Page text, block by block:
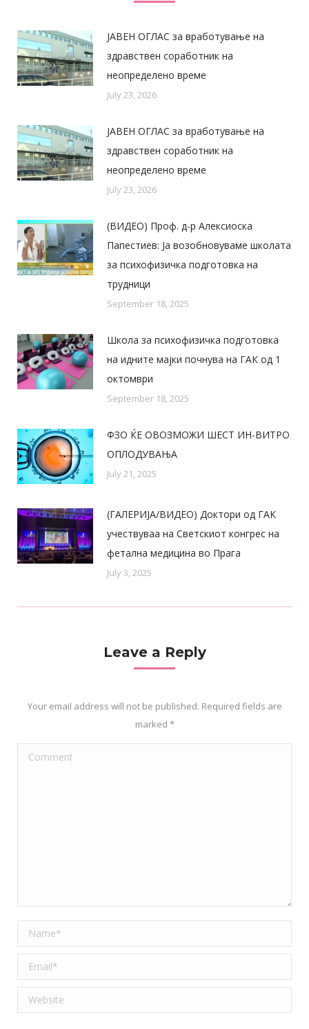
ЈАВЕН ОГЛАС за вработување на
здравствен соработник на
неопределено време
July 23, 2026
ЈАВЕН ОГЛАС за вработување на
здравствен соработник на
неопределено време
July 23, 2026
(ВИДЕО) Проф. д-р Алексиоска
Папестиев: Ја возобновуваме школата
за психофизичка подготовка на
трудници
September 18, 2025
Школа за психофизичка подготовка
на идните мајки почнува на ГАК од 1
октомври
September 18, 2025
ФЗО ЌЕ ОВОЗМОЖИ ШЕСТ ИН-ВИТРО
ОПЛОДУВАЊА
July 21, 2025
(ГАЛЕРИЈА/ВИДЕО) Доктори од ГАК
учествуваа на Светскиот конгрес на
фетална медицина во Прага
July 3, 2025
Leave a Reply
Your email address will not be published. Required fields are
marked *
Comment
Name *
Email *
Website